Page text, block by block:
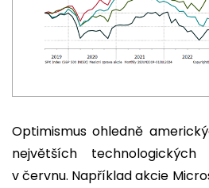
Optimismus ohledně
největších
v červnu. Například akcie